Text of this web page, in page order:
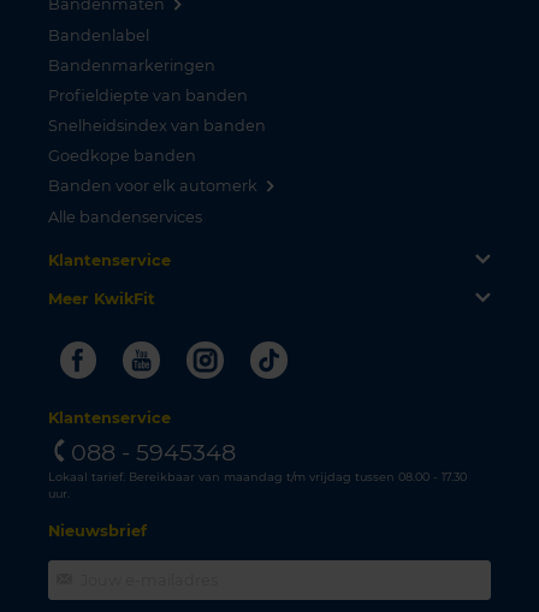
Bandenmaten
Bandenlabel
Bandenmarkeringen
Profieldiepte van banden
Snelheidsindex van banden
Goedkope banden
Banden voor elk automerk
Alle bandenservices
Klantenservice
Meer KwikFit
FacebookYoutubeInstagram
Tiktok
Klantenservice
088 - 5945348
Lokaal tarief. Bereikbaar van maandag t/m vrijdag tussen 08.00 - 17.30
uur.
Nieuwsbrief